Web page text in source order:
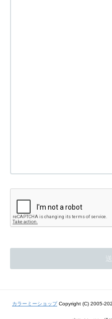
カラーミーショップCopyright (C) 2005-